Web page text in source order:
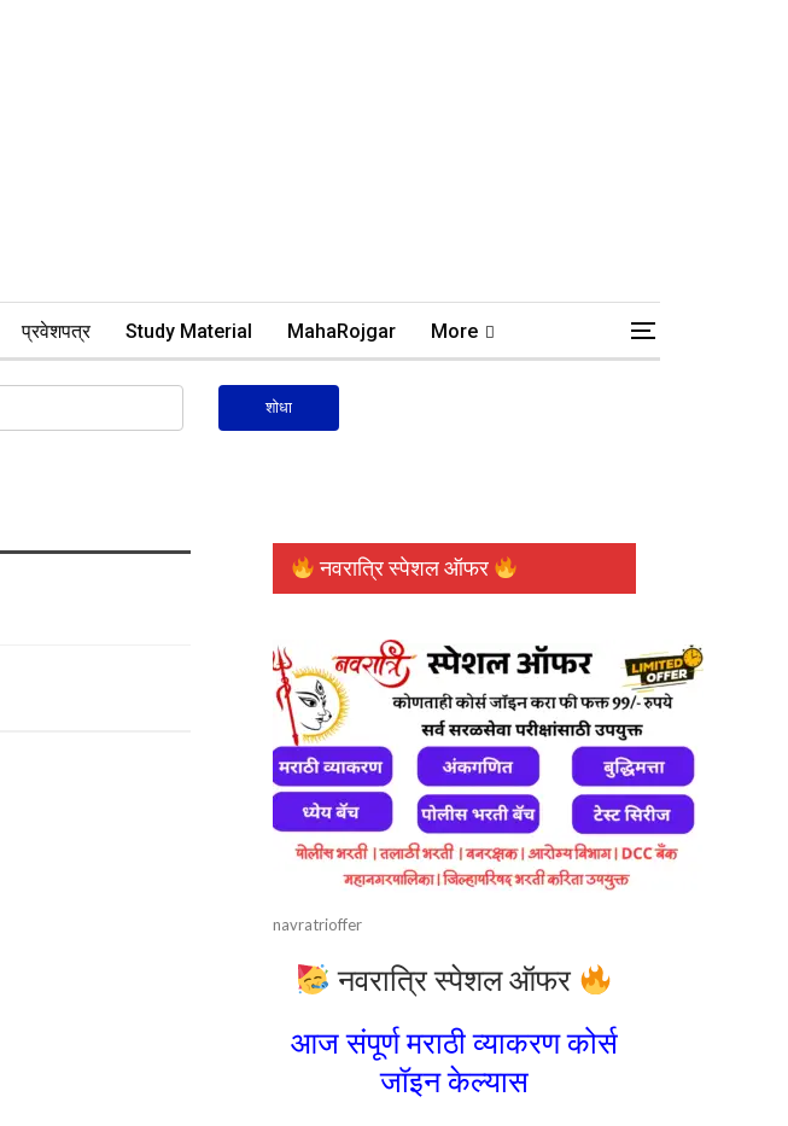
प्रवेशपत्र Study Material MahaRojgar More
नवरात्रि स्पेशल ऑफर
navratrioffer
नवरात्रि स्पेशल ऑफर
आज संपूर्ण मराठी व्याकरण कोर्स
जॉइन केल्यास